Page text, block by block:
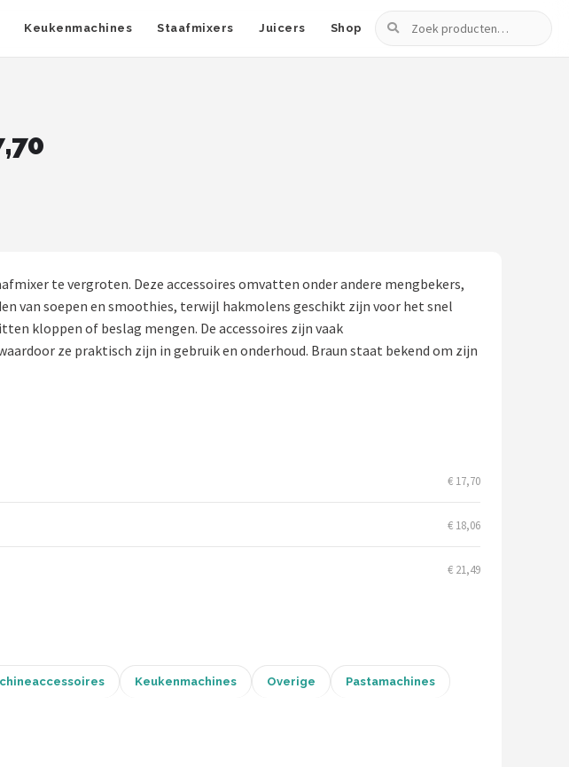
Keukenmachines Staafmixers Juicers Shop
Zoeken
te vergroten. Deze accessoires omvatten onder andere mengbekers,
van soepen en smoothies, terwijl hakmolens geschikt zijn voor het snel
kloppen of beslag mengen. De accessoires zijn vaak
ze praktisch zijn in gebruik en onderhoud. Braun staat bekend om zijn
€ 17,70
€ 18,06
€ 21,49
Keukenmachines Overige Pastamachines